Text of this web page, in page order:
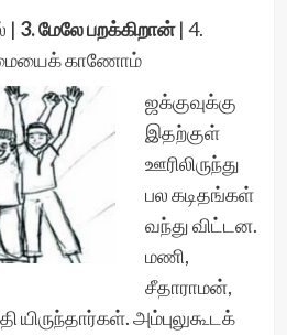
| 3. மேலே பறக்கிறான்| 4.
காணோம்
ஜக்குவுக்கு
இதற்குள்
ஊரிலிருந்து
பல கடிதங்கள்
வந்து விட்டன.
மணி,
சீதாராமன்,
யிருந்தார்கள். அம்புலுகூடக்